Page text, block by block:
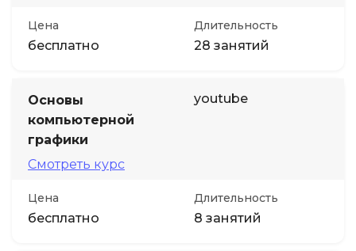
Цена
бесплатно
Длительность
28 занятий
Основы
компьютерной
графики
Смотреть курс
youtube
Цена
бесплатно
Длительность
8 занятий